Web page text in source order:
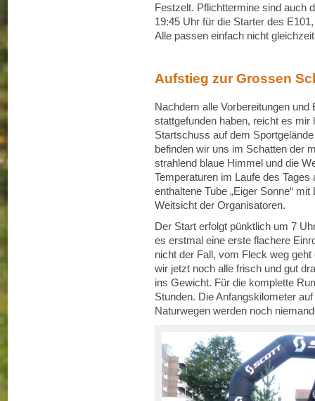
Festzelt. Pflichttermine sind auch
19:45 Uhr für die Starter des
Alle passen einfach nicht
Aufstieg zur Grossen
Nachdem alle Vorbereitungen
stattgefunden haben, reicht es
Startschuss auf dem
befinden wir uns im Schatten der
strahlend blaue Himmel und die
Temperaturen im Laufe des
enthaltene Tube „Eiger Sonne“
Weitsicht der Organisatoren.
Der Start erfolgt pünktlich um 7
es erstmal eine erste flachere
nicht der Fall, vom Fleck weg
wir jetzt noch alle frisch und gut
ins Gewicht. Für die komplette
Stunden. Die Anfangskilometer
Naturwegen werden noch